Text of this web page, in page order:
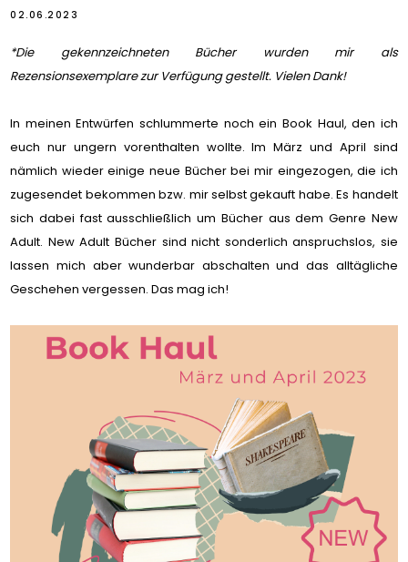
02.06.2023
*Die gekennzeichneten Bücher wurden mir als
Rezensionsexemplare zur Verfügung gestellt. Vielen Dank!
In meinen Entwürfen schlummerte noch ein Book Haul, den ich
euch nur ungern vorenthalten wollte. Im März und April sind
nämlich wieder einige neue Bücher bei mir eingezogen, die ich
zugesendet bekommen bzw. mir selbst gekauft habe. Es handelt
sich dabei fast ausschließlich um Bücher aus dem Genre New
Adult. New Adult Bücher sind nicht sonderlich anspruchslos, sie
lassen mich aber wunderbar abschalten und das alltägliche
Geschehen vergessen. Das mag ich!